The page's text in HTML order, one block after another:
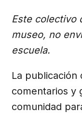
Este colectivo
museo, no
escuela.
La publicación
comentarios y
comunidad